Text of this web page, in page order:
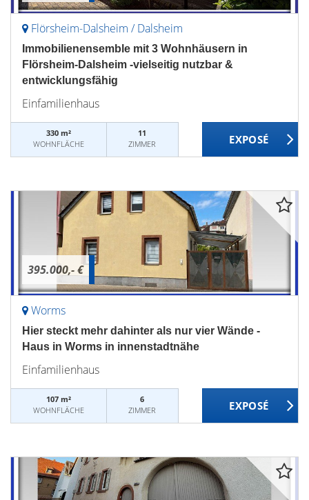
Flörsheim-Dalsheim / Dalsheim
Immobilienensemble mit 3 Wohnhäusern in
Flörsheim-Dalsheim -vielseitig nutzbar &
entwicklungsfähig
Einfamilienhaus
330 m²
WOHNFLÄCHE
11
ZIMMER
395.000,- €
Worms
Hier steckt mehr dahinter als nur vier Wände -
Haus in Worms in innenstadtnähe
Einfamilienhaus
107 m²
WOHNFLÄCHE
6
ZIMMER